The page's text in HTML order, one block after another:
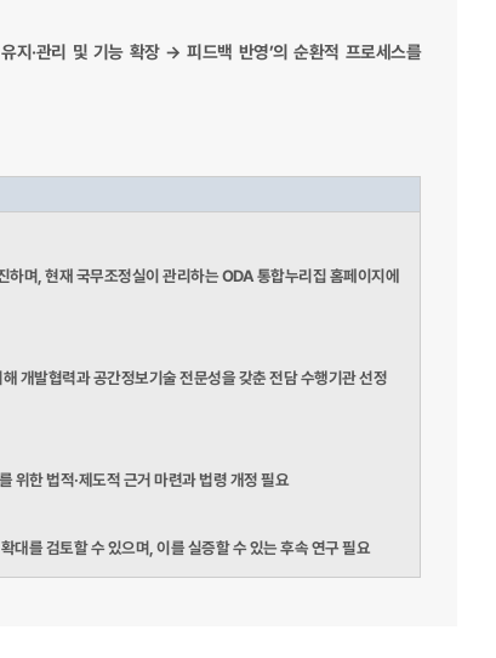
·관리 및 기능 확장 → 피드백 반영’의 순환적 프로세스를
며, 현재 국무조정실이 관리하는 ODA 통합누리집 홈페이지에
개발협력과 공간정보기술 전문성을 갖춘 전담 수행기관 선정
위한 법적·제도적 근거 마련과 법령 개정 필요
대를 검토할 수 있으며, 이를 실증할 수 있는 후속 연구 필요